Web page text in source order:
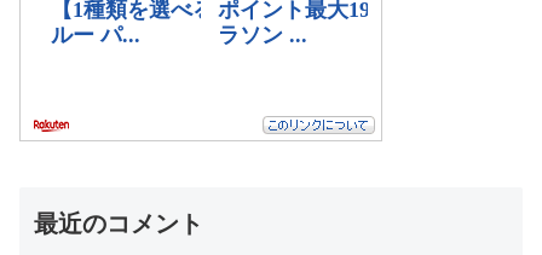
最近のコメント